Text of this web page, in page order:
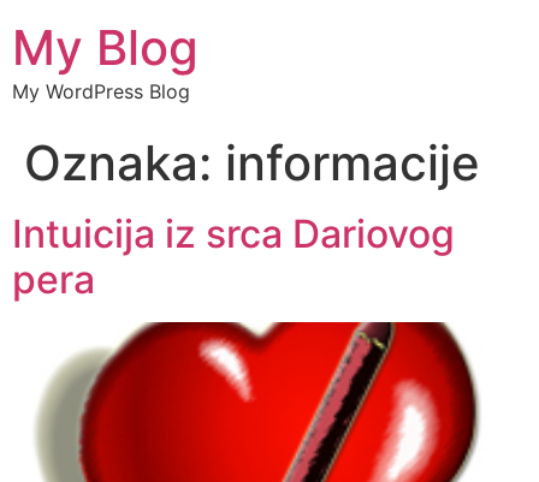
My Blog
My WordPress Blog
Oznaka: informacije
Intuicija iz srca Dariovog
pera